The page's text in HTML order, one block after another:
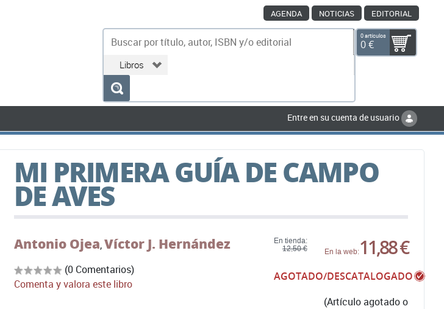
AGENDA NOTICIAS EDITORIAL
0 artículos
0 €
Entre en su cuenta de usuario
MI PRIMERA GUÍA DE CAMPO
DE AVES
Antonio Ojea,Víctor J. Hernández
(0 Comentarios)
Comenta y valora este libro
En tienda:
12,50 €
En la web:11,88 €
AGOTADO/DESCATALOGADO
(Artículo agotado o